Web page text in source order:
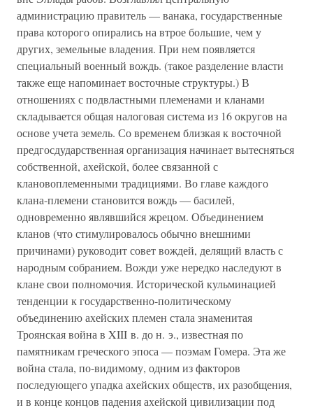
администрацию правитель — ванака, государственные
права которого опирались на втрое большие, чем у
других, земельные владения. При нем появляется
специальный военный вождь. (такое разделение власти
также еще напоминает восточные структуры.) В
отношениях с подвластными племенами и кланами
складывается общая налоговая система из 16 округов на
основе учета земель. Со временем близкая к восточной
предгосдударственная организация начинает вытесняться
собственной, ахейской, более связанной с
клановоплеменными традициями. Во главе каждого
клана-племени становится вождь — басилей,
одновременно являвшийся жрецом. Объединением
кланов (что стимулировалось обычно внешними
причинами) руководит совет вождей, делящий власть с
народным собранием. Вожди уже нередко наследуют в
клане свои полномочия. Исторической кульминацией
тенденции к государственно-политическому
объединению ахейских племен стала знаменитая
Троянская война в XIII в. до н. э., известная по
памятникам греческого эпоса — поэмам Гомера. Эта же
война стала, по-видимому, одним из факторов
последующего упадка ахейских обществ, их разобщения,
и в конце концов падения ахейской цивилизации под